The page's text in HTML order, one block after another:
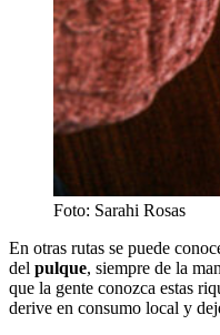
Foto: Sarahi Rosas
En otras rutas se puede
del pulque, siempre de la
que la gente conozca estas
derive en consumo local y